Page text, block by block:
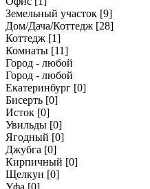
Земельный участок [9]
Дом/Дача/Коттедж [28]
Коттедж [1]
Комнаты [11]
Город - любой
Город - любой
Екатеринбург [0]
Бисерть [0]
Исток [0]
Увильды [0]
Ягодный [0]
Джубга [0]
Кирпичный [0]
Щелкун [0]
Уфа [0]